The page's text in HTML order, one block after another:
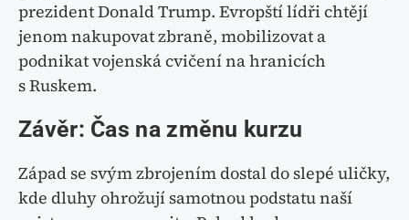
prezident Donald Trump. Evropští lídři chtějí
jenom nakupovat zbraně, mobilizovat a
podnikat vojenská cvičení na hranicích
s Ruskem.
Závěr: Čas na změnu kurzu
Západ se svým zbrojením dostal do slepé uličky,
kde dluhy ohrožují samotnou podstatu naší